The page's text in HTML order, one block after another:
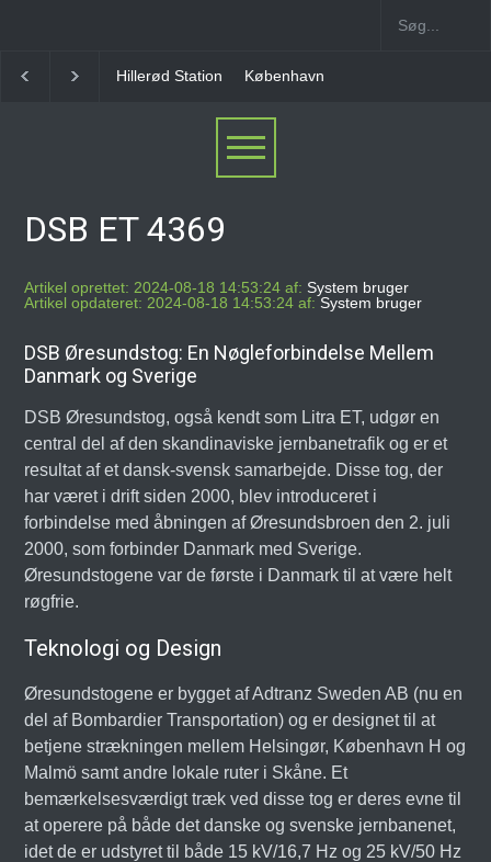
Hillerød Station København Syd Station
DSB ET 4369
Artikel oprettet: 2024-08-18 14:53:24 af: System bruger
Artikel opdateret: 2024-08-18 14:53:24 af: System bruger
DSB Øresundstog: En Nøgleforbindelse Mellem
Danmark og Sverige
DSB Øresundstog, også kendt som Litra ET, udgør en
central del af den skandinaviske jernbanetrafik og er et
resultat af et dansk-svensk samarbejde. Disse tog, der
har været i drift siden 2000, blev introduceret i
forbindelse med åbningen af Øresundsbroen den 2. juli
2000, som forbinder Danmark med Sverige.
Øresundstogene var de første i Danmark til at være helt
røgfrie.
Teknologi og Design
Øresundstogene er bygget af Adtranz Sweden AB (nu en
del af Bombardier Transportation) og er designet til at
betjene strækningen mellem Helsingør, København H og
Malmö samt andre lokale ruter i Skåne. Et
bemærkelsesværdigt træk ved disse tog er deres evne til
at operere på både det danske og svenske jernbanenet,
idet de er udstyret til både 15 kV/16,7 Hz og 25 kV/50 Hz